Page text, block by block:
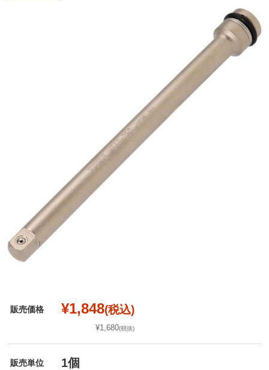
販売価格 ¥1,848(税込)
¥1,680(税抜)
販売単位 1個